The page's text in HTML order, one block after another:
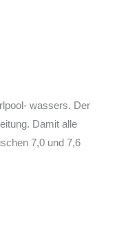
wassers. Der
Damit alle
7,0 und 7,6